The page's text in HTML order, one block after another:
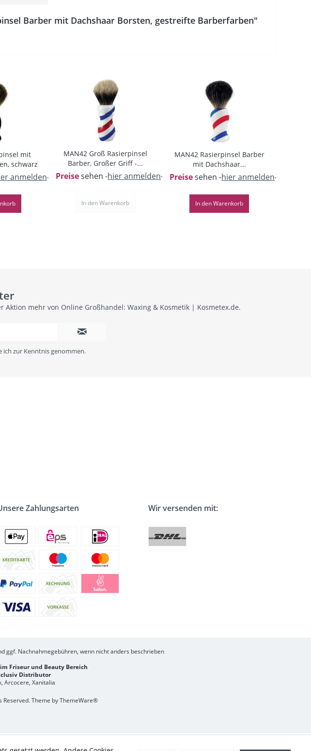
Barber mit Dachshaar Borsten, gestreifte Barberfarben"
mit
schwarz
anmelden-
MAN42 Groß Rasierpinsel
Barber, Großer Griff -...
Preisesehen -hier anmelden-
In denWarenkorb
MAN42 Rasierpinsel Barber
mit Dachshaar...
Preisesehen -hier anmelden-
In denWarenkorb
mehr von Online Großhandel: Waxing & Kosmetik | Kosmetex.de.
ich zur Kenntnis genommen.
Zahlungsarten Wir versenden mit:
ggf. Nachnahmegebühren, wenn nicht anders beschrieben
Friseur und Beauty Bereich
Distributor
Arcocere, Xanitalia
Reserved. Theme byThemeWare®